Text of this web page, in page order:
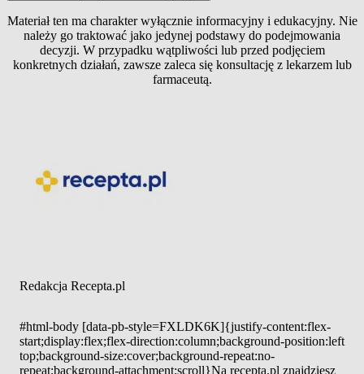
Materiał ten ma charakter wyłącznie informacyjny i edukacyjny. Nie
należy go traktować jako jedynej podstawy do podejmowania
decyzji. W przypadku wątpliwości lub przed podjęciem
konkretnych działań, zawsze zaleca się konsultację z lekarzem lub
farmaceutą.
Redakcja Recepta.pl
#html-body [data-pb-style=FXLDK6K]{justify-content:flex-
start;display:flex;flex-direction:column;background-position:left
top;background-size:cover;background-repeat:no-
repeat;background-attachment:scroll}Na recepta.pl znajdziesz